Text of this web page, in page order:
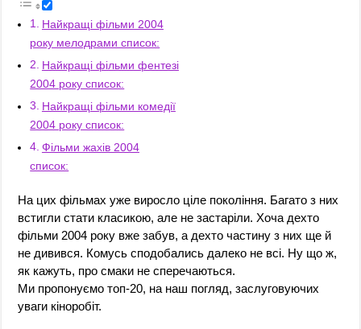
Найкращі фільми 2004
року мелодрами список:
Найкращі фільми фентезі
2004 року список:
Найкращі фільми комедії
2004 року список:
Фільми жахів 2004
список:
На цих фільмах уже виросло ціле покоління. Багато з них
встигли стати класикою, але не застаріли. Хоча дехто
фільми 2004 року вже забув, а дехто частину з них ще й
не дивився. Комусь сподобались далеко не всі. Ну що ж,
як кажуть, про смаки не сперечаються.
Ми пропонуємо топ-20, на наш погляд, заслуговуючих
уваги кіноробіт.